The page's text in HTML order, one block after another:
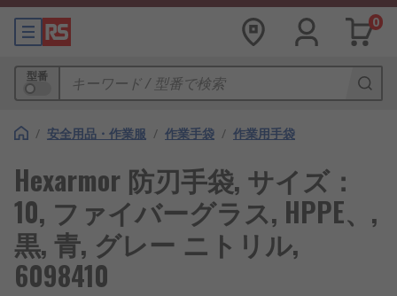
0
型番
/ 安全用品・作業服 / 作業手袋 / 作業用手袋
Hexarmor 防刃手袋, サイズ：
10, ファイバーグラス, HPPE、,
黒, 青, グレー ニトリル,
6098410